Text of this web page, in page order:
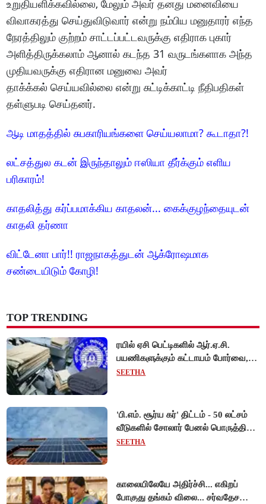
உறுதியளிக்கவில்லை, மேலும் அவர் தனது மனைவியை
விவாகரத்து செய்துவிடுவார் என்று நம்பிய மனுதாரர் எந்த
நேரத்திலும் குற்றம் சாட்டப்பட்டவருக்கு எதிராக புகார்
அளித்திருக்கலாம் ஆனால் கடந்த 31 வருடங்களாக அந்த
முதியவருக்கு எதிரான மனுவை அவர்
தாக்க்கல் செய்யவில்லை என்று சுட்டிக்காட்டி நீதிபதிகள்
தள்ளுபடி செய்தனர்.
ஆடி மாதத்தில் சுபகாரியங்களை செய்யலாமா? கூடாதா?!
லட்சத்துல கடன் இருந்தாலும் ஈஸியா தீர்க்கும் எளிய
பரிகாரம்!
காதலித்து கர்ப்பமாக்கிய காதலன்... கைக்குழந்தையுடன்
காதலி தர்ணா
விட்டேனா பார்!! ராஜநாகத்துடன் ஆக்ரோஷமாக
சண்டையிடும் கோழி!
TOP TRENDING
ரயில் ஏசி பெட்டிகளில் ஆர்.ஏ.சி.
பயணிகளுக்கும் கட்டாயம் போர்வை,
கம்பளி வழங்க உத்தரவு!
SEETHA
'பி.எம். சூர்ய கர்' திட்டம் - 50 லட்சம்
வீடுகளில் சோலார் பேனல் பொருத்தி
மத்திய அரசு சாதனை!
SEETHA
காலையிலேயே அதிர்ச்சி... எகிறப்
போகுது தங்கம் விலை... சர்வதேச